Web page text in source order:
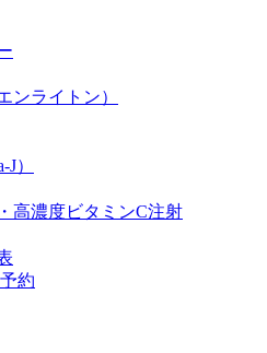
ンライトン）
）
高濃度ビタミンC注射
約